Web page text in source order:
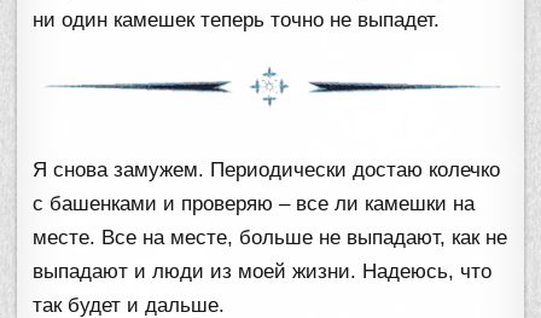
ни один камешек теперь точно не выпадет.
Я снова замужем. Периодически достаю колечко
с башенками и проверяю – все ли камешки на
месте. Все на месте, больше не выпадают, как не
выпадают и люди из моей жизни. Надеюсь, что
так будет и дальше.